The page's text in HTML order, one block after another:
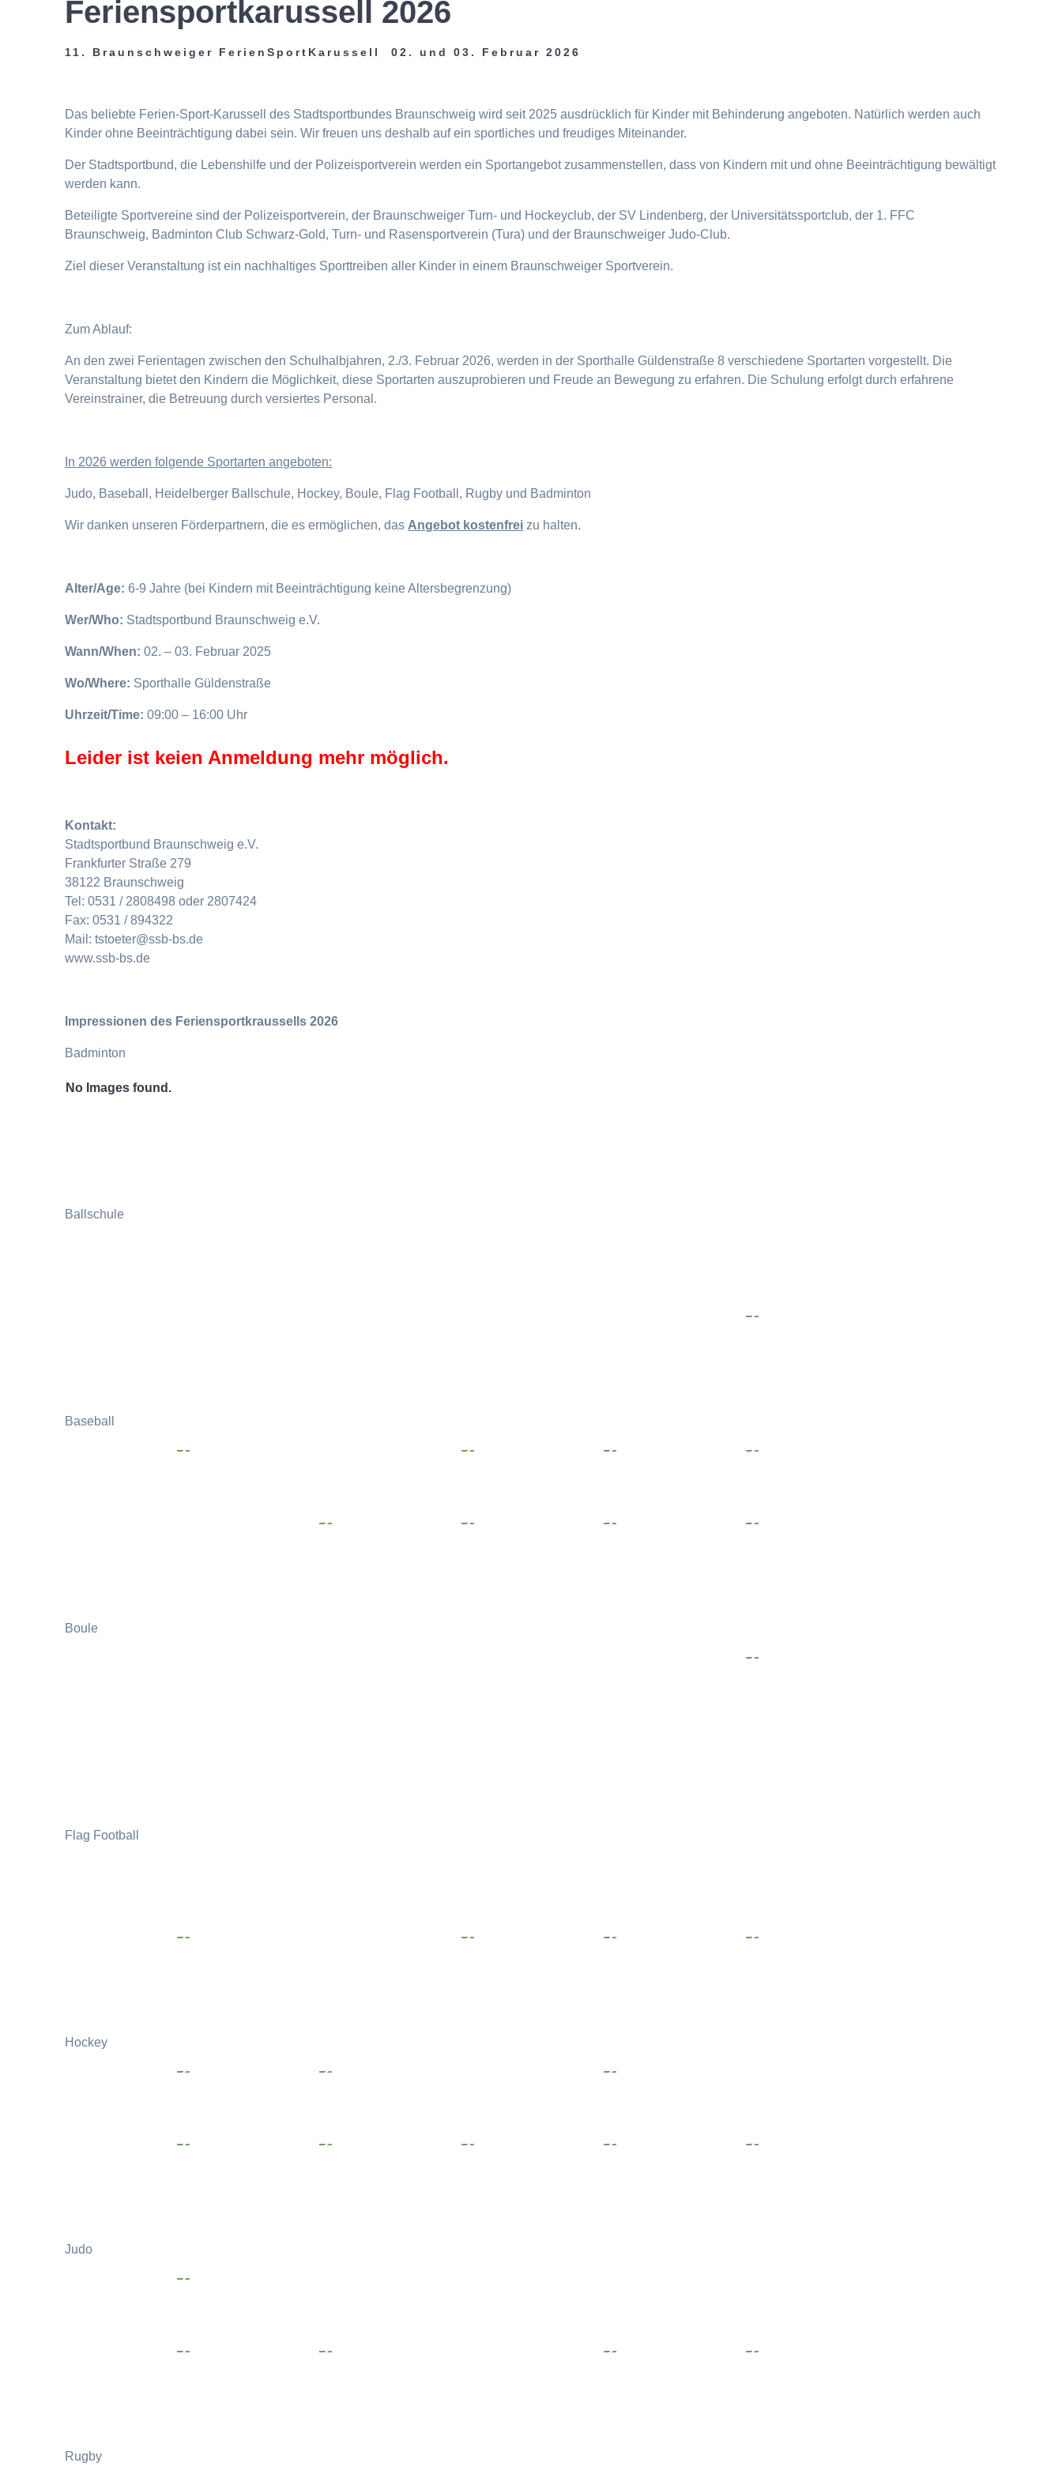
Feriensportkarussell 2026
11. Braunschweiger FerienSportKarussell 02. und 03. Februar 2026
Das beliebte Ferien-Sport-Karussell des Stadtsportbundes Braunschweig wird seit 2025 ausdrücklich für Kinder mit Behinderung angeboten. Natürlich werden auch
Kinder ohne Beeinträchtigung dabei sein. Wir freuen uns deshalb auf ein sportliches und freudiges Miteinander.
Der Stadtsportbund, die Lebenshilfe und der Polizeisportverein werden ein Sportangebot zusammenstellen, dass von Kindern mit und ohne Beeinträchtigung bewältigt
werden kann.
Beteiligte Sportvereine sind der Polizeisportverein, der Braunschweiger Turn- und Hockeyclub, der SV Lindenberg, der Universitätssportclub, der 1. FFC
Braunschweig, Badminton Club Schwarz-Gold, Turn- und Rasensportverein (Tura) und der Braunschweiger Judo-Club.
Ziel dieser Veranstaltung ist ein nachhaltiges Sporttreiben aller Kinder in einem Braunschweiger Sportverein.
Zum Ablauf:
An den zwei Ferientagen zwischen den Schulhalbjahren, 2./3. Februar 2026, werden in der Sporthalle Güldenstraße 8 verschiedene Sportarten vorgestellt. Die
Veranstaltung bietet den Kindern die Möglichkeit, diese Sportarten auszuprobieren und Freude an Bewegung zu erfahren. Die Schulung erfolgt durch erfahrene
Vereinstrainer, die Betreuung durch versiertes Personal.
n 2026 werden folgende Sportarten angeboten:
Judo, Baseball, Heidelberger Ballschule, Hockey, Boule, Flag Football, Rugby und Badminton
Wir danken unseren Förderpartnern, die es ermöglichen, das Angebot kostenfrei zu halten.
Alter/Age:6-9 Jahre (bei Kindern mit Beeinträchtigung keine Altersbegrenzung)
Wer/Who: Stadtsportbund Braunschweig e.V.
Wann/When:02. – 03. Februar 2025
Wo/Where: Sporthalle Güldenstraße
Uhrzeit/Time:09:00 – 16:00 Uhr
Leider ist keien Anmeldung mehr möglich.
Kontakt:
Stadtsportbund Braunschweig e.V.
Frankfurter Straße 279
38122 Braunschweig
Tel: 0531 / 2808498 oder 2807424
Fax: 0531 / 894322
Mail: tstoeter@ssb-bs.de
www.ssb-bs.de
Impressionen des Feriensportkraussells 2026
Badminton
No Images found.
Ballschule
Baseball
Boule
Flag Football
Hockey
Judo
Rugby